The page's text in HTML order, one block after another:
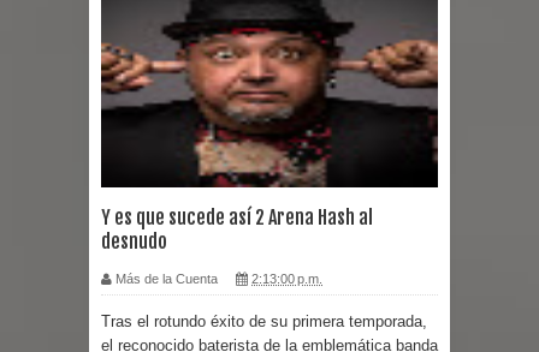
Y es que sucede así 2 Arena Hash al
desnudo
Más de la Cuenta 2:13:00 p.m.
Tras el rotundo éxito de su primera temporada,
el reconocido baterista de la emblemática banda